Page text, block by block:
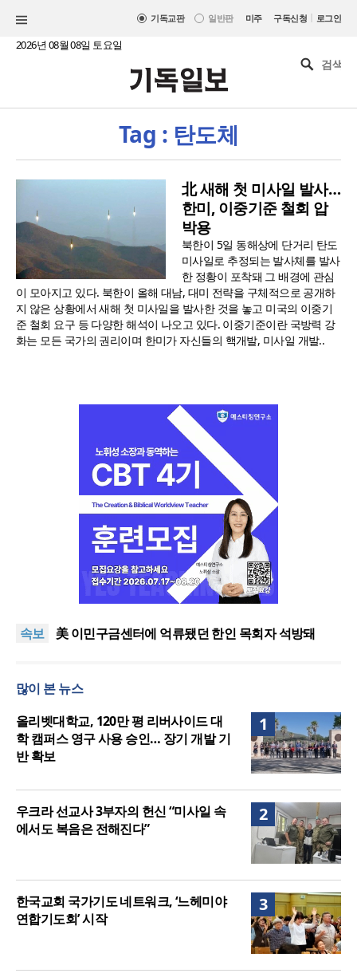
기독교판 일반판 미주 구독신청 | 로그인
2026년 08월 08일 토요일
Tag : 탄도체
北 새해 첫 미사일 발사…
한미, 이중기준 철회 압
박용
북한이 5일 동해상에 단거리 탄도
미사일로 추정되는 발사체를 발사
한 정황이 포착돼 그 배경에 관심
이 모아지고 있다. 북한이 올해 대남, 대미 전략을 구체적으로 공개하
지 않은 상황에서 새해 첫 미사일을 발사한 것을 놓고 미국의 이중기
준 철회 요구 등 다양한 해석이 나오고 있다. 이중기준이란 국방력 강
화는 모든 국가의 권리이며 한미가 자신들의 핵개발, 미사일 개발..
속보
인도 마하라슈트라주 개종 금지법 시행… 기독교계
구 사용 승인… 장기 개발 기반 확보
美 이민구금센터에 억류됐던 한인 목회자 석방돼
인도 마하라슈트라주 개종 금지법 시행… 기독교계
올리벳대학교, 120만 평 리버사이드 대학 캠퍼스 영
구 사용 승인… 장기 개발 기반 확보
많이 본 뉴스
1
올리벳대학교, 120만 평 리버사이드 대
학 캠퍼스 영구 사용 승인… 장기 개발 기
반 확보
2
우크라 선교사 3부자의 헌신 “미사일 속
에서도 복음은 전해진다”
3
한국교회 국가기도 네트워크, ‘느헤미야
연합기도회’ 시작